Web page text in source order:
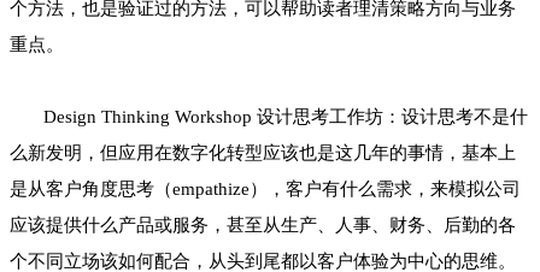
个方法，也是验证过的方法，可以帮助读者理清策略方向与业务
重点。
Design Thinking Workshop 设计思考工作坊：设计思考不是什
么新发明，但应用在数字化转型应该也是这几年的事情，基本上
是从客户角度思考（empathize），客户有什么需求，来模拟公司
应该提供什么产品或服务，甚至从生产、人事、财务、后勤的各
个不同立场该如何配合，从头到尾都以客户体验为中心的思维。